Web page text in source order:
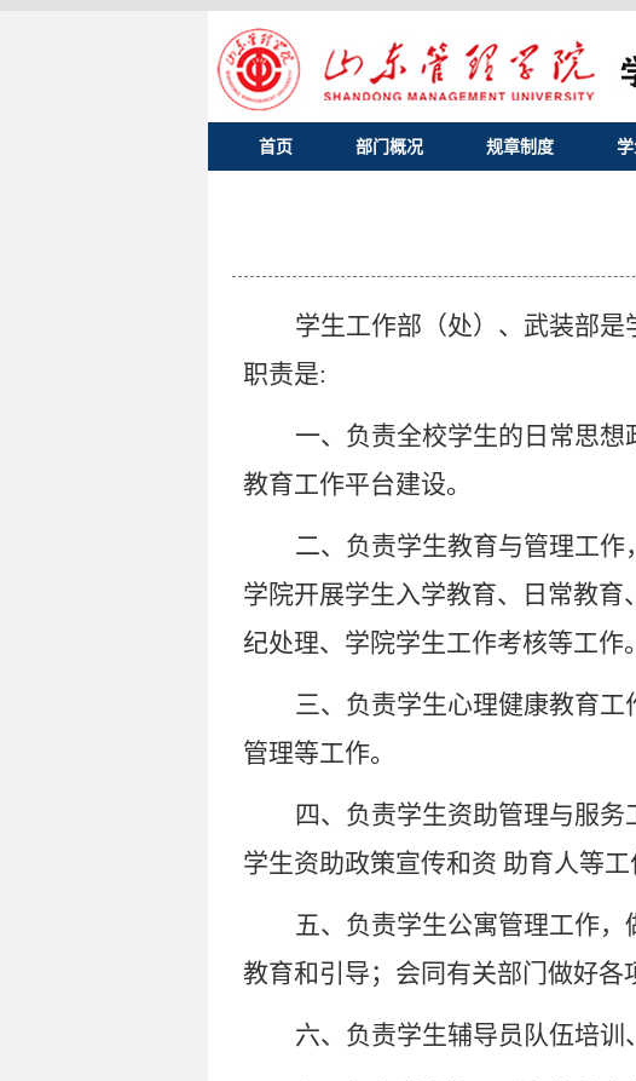
首页 部门概况 规章制度
学生工作部（处）、武装部是
职责是:
一、 负责全校学生的日常思
教育工作平台建设。
二、负责学生教育与管理工作
学院开展学生入学教育、日常教
纪处理、学院学生工作考核等工作。
三、负责学生心理健康教育
管理等工作。
四、负责学生资助管理与服务
学生资助政策宣传和资 助育人等工
五、负责学生公寓管理工作，
教育和引导；会同有关部门做好各
六、负责学生辅导员队伍培训